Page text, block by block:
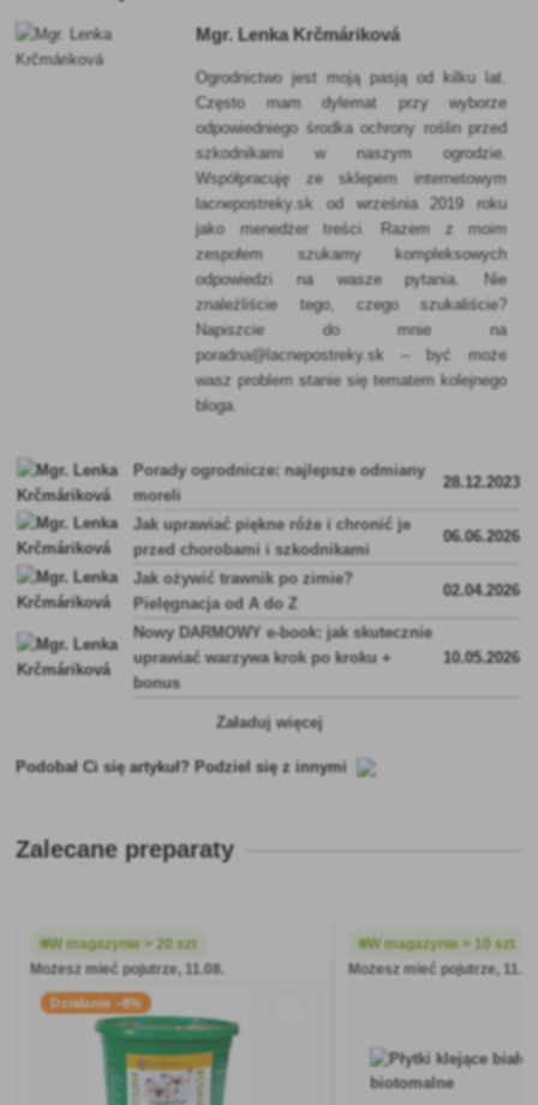
Mgr. Lenka Krčmáriková
Ogrodnictwo jest moją pasją od kilku lat.
Często mam dylemat przy wyborze
odpowiedniego środka ochrony roślin przed
szkodnikami w naszym ogrodzie.
Współpracuję ze sklepem internetowym
lacnepostreky.sk od września 2019 roku
jako menedżer treści. Razem z moim
zespołem szukamy kompleksowych
odpowiedzi na wasze pytania. Nie
znaleźliście tego, czego szukaliście?
Napiszcie do mnie na
poradna@lacnepostreky.sk – być może
wasz problem stanie się tematem kolejnego
bloga.
Porady ogrodnicze: najlepsze odmiany
moreli
28.12.2023
Jak uprawiać piękne róże i chronić je
przed chorobami i szkodnikami
06.06.2026
Jak ożywić trawnik po zimie?
Pielęgnacja od A do Z
02.04.2026
Nowy DARMOWY e-book: jak skutecznie
uprawiać warzywa krok po kroku +
bonus
10.05.2026
Załaduj więcej
Podobał Ci się artykuł? Podziel się z innymi
Zalecane preparaty
W magazynie > 20 szt
Możesz mieć pojutrze, 11.08.
Działanie −8%
W magazynie > 10 szt
Możesz mieć pojutrze,